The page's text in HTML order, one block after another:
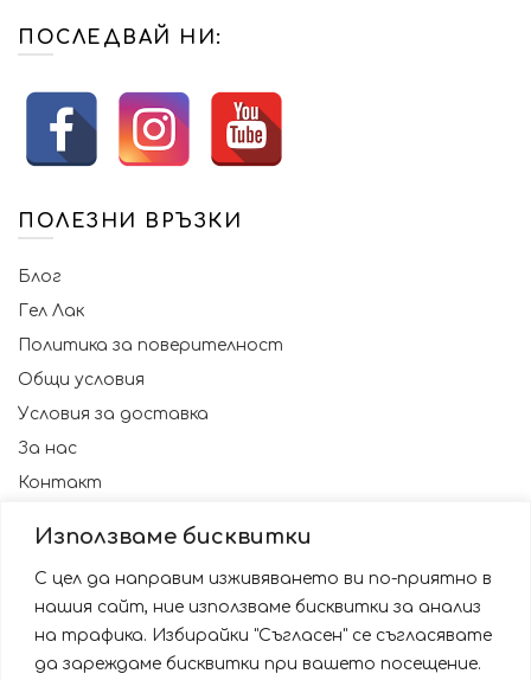
Използваме бисквитки
С цел да направим изживяването ви по-приятно в
нашия сайт, ние използваме бисквитки за анализ
на трафика. Избирайки "Съгласен" се съгласявате
да зареждаме бисквитки при вашето посещение.
ПОСЛЕДВАЙ НИ:
ПОЛЕЗНИ ВРЪЗКИ
Блог
Гел Лак
Политика за поверителност
Общи условия
Условия за доставка
За нас
Контакт